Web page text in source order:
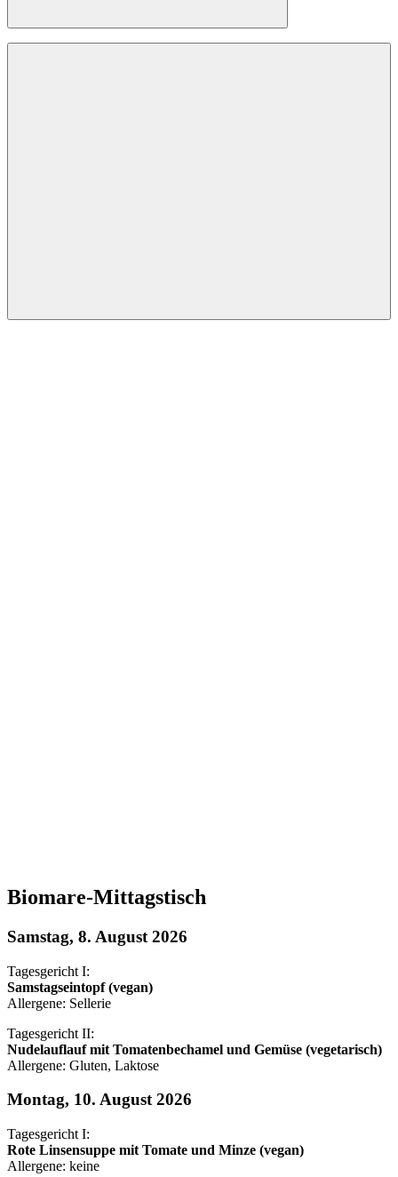
Biomare-Mittagstisch
Samstag, 8. August 2026
Tagesgericht I:
Samstagseintopf (vegan)
Allergene: Sellerie
Tagesgericht II:
Nudelauflauf mit Tomatenbechamel und Gemüse (vegetarisch)
Allergene: Gluten, Laktose
Montag, 10. August 2026
Tagesgericht I:
Rote Linsensuppe mit Tomate und Minze (vegan)
Allergene: keine